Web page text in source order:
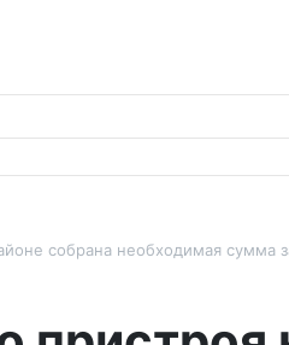
собрана необходимая сумма